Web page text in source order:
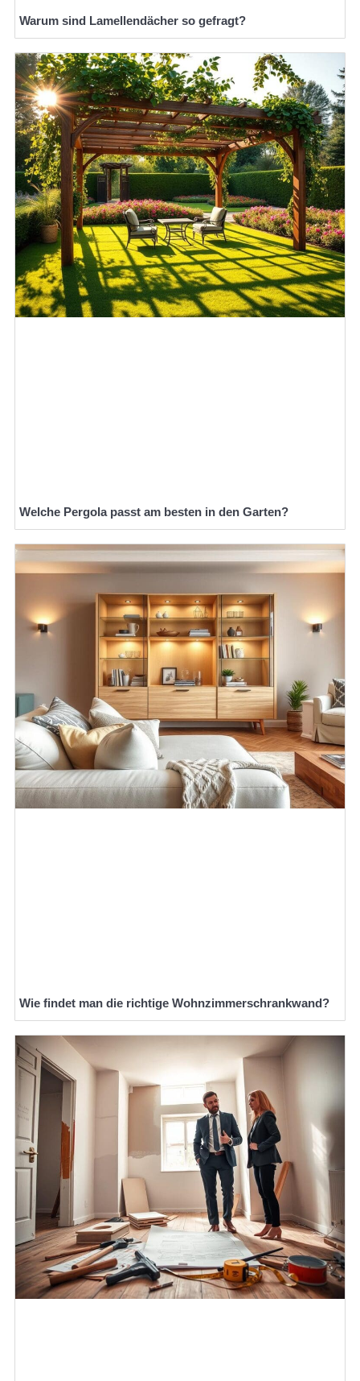
Warum sind Lamellendächer so gefragt?
Welche Pergola passt am besten in den Garten?
Wie findet man die richtige Wohnzimmerschrankwand?